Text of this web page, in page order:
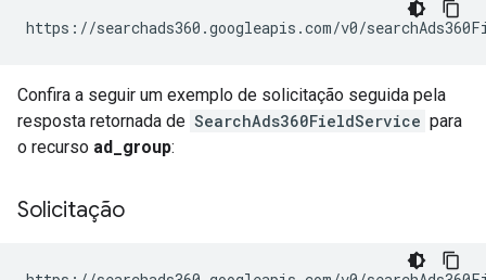
Confira a seguir um exemplo de solicitação seguida pela
resposta retornada de SearchAds360FieldService para
o recurso ad_group:
Solicitação